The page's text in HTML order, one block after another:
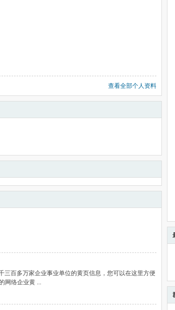
查看全部个人资料
百多万家企业事业单位的黄页信息，您可以在这里方便
网络企业黄 ...